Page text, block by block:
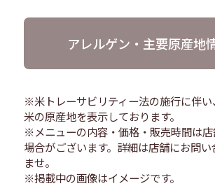
アレルゲン・主要原産地
※米トレーサビリティー法の施行に伴
米の原産地を表示しております。
※メニューの内容・価格・販売時間は
場合がございます。詳細は店舗にお問
ませ。
※掲載中の画像はイメージです。